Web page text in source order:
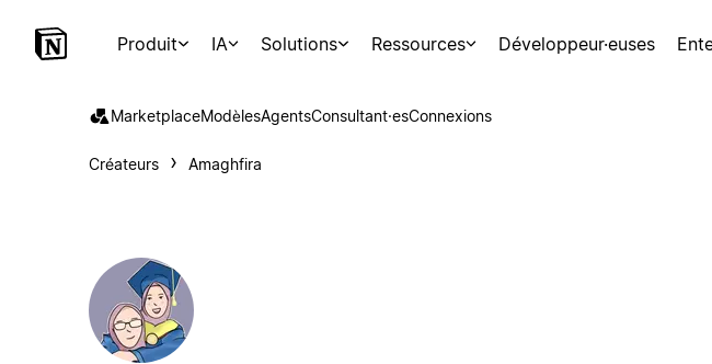
Produit IA Solutions Ressources Développeur·euses
MarketplaceModèlesAgentsConsultant·esConnexions
Créateurs Amaghfira